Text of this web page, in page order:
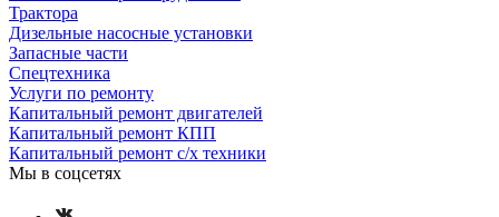
Трактора
Дизельные насосные установки
Запасные части
Спецтехника
Услуги по ремонту
Капитальный ремонт двигателей
Капитальный ремонт КПП
Капитальный ремонт с/х техники
Мы в соцсетях